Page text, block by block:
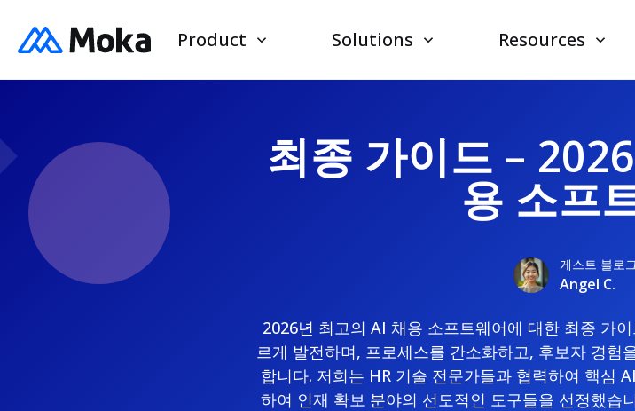
Product Solutions Resources
최종 가이드 –
용 소프
게스트 블로
Angel C.
2026년 최고의 AI 채용 소프트웨어에 대한 최종 가
르게 발전하며, 프로세스를 간소화하고, 후보자 경험
합니다. 저희는 HR 기술 전문가들과 협력하여 핵심
하여 인재 확보 분야의 선도적인 도구들을 선정했습